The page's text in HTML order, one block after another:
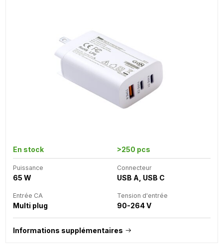
En stock >250 pcs
Puissance
65 W
Connecteur
USB A, USB C
Entrée CA
Multi plug
Tension d'entrée
90-264 V
Informations supplémentaires